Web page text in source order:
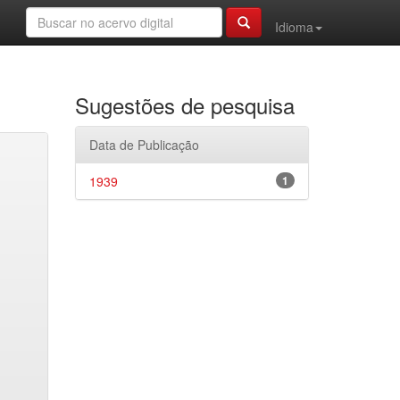
Idioma
Sugestões de pesquisa
Data de Publicação
1
1939